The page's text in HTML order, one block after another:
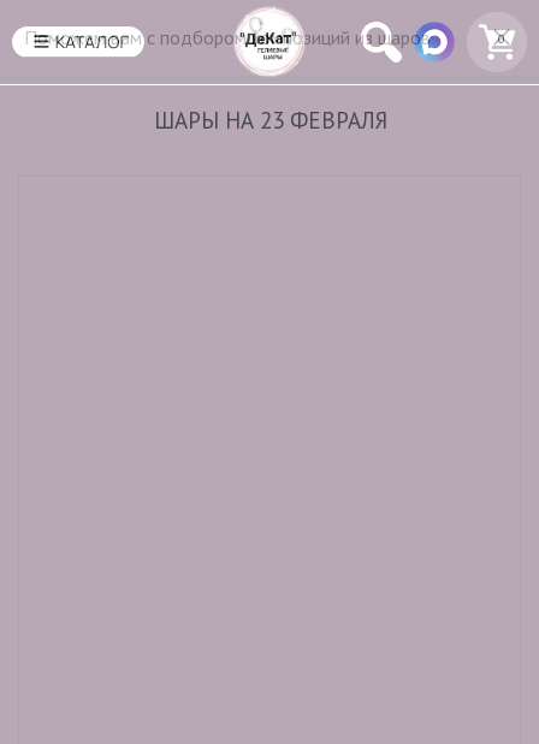
0
Поможем вам с подбором композиций из шаров
ШАРЫ НА 23 ФЕВРАЛЯ